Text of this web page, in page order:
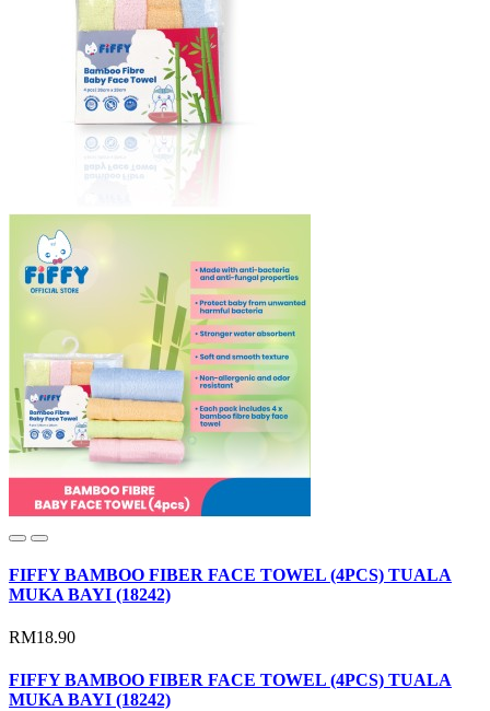
FIFFY BAMBOO FIBER FACE TOWEL (4PCS) TUALA
MUKA BAYI (18242)
RM18.90
FIFFY BAMBOO FIBER FACE TOWEL (4PCS) TUALA
MUKA BAYI (18242)